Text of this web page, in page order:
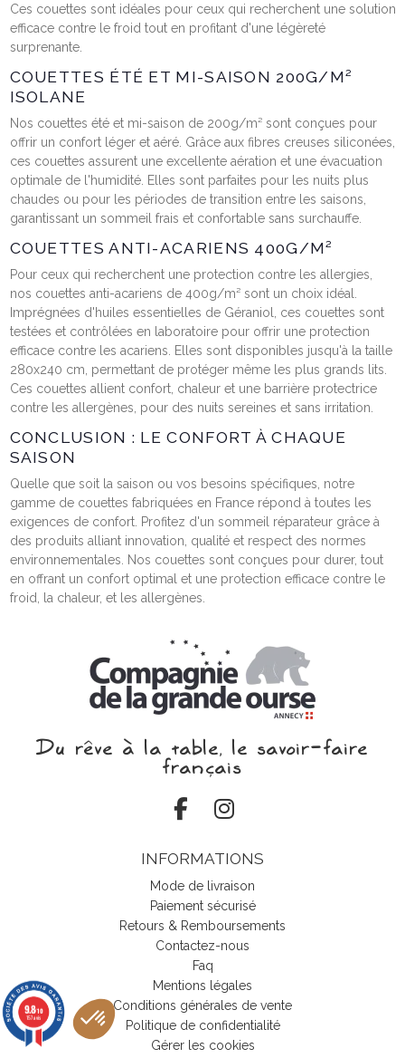
(2 avis)
Ces couettes sont idéales pour ceux qui recherchent une solution
efficace contre le froid tout en profitant d'une légèreté
surprenante.
COUETTES ÉTÉ ET MI-SAISON 200G/M²
ISOLANE
Nos couettes été et mi-saison de 200g/m² sont conçues pour
offrir un confort léger et aéré. Grâce aux fibres creuses siliconées,
ces couettes assurent une excellente aération et une évacuation
optimale de l'humidité. Elles sont parfaites pour les nuits plus
chaudes ou pour les périodes de transition entre les saisons,
garantissant un sommeil frais et confortable sans surchauffe.
COUETTES ANTI-ACARIENS 400G/M²
Pour ceux qui recherchent une protection contre les allergies,
nos couettes anti-acariens de 400g/m² sont un choix idéal.
Imprégnées d'huiles essentielles de Géraniol, ces couettes sont
testées et contrôlées en laboratoire pour offrir une protection
efficace contre les acariens. Elles sont disponibles jusqu'à la taille
280x240 cm, permettant de protéger même les plus grands lits.
Ces couettes allient confort, chaleur et une barrière protectrice
contre les allergènes, pour des nuits sereines et sans irritation.
CONCLUSION : LE CONFORT À CHAQUE
SAISON
Quelle que soit la saison ou vos besoins spécifiques, notre
gamme de couettes fabriquées en France répond à toutes les
exigences de confort. Profitez d'un sommeil réparateur grâce à
des produits alliant innovation, qualité et respect des normes
environnementales. Nos couettes sont conçues pour durer, tout
en offrant un confort optimal et une protection efficace contre le
froid, la chaleur, et les allergènes.
Du rêve à la table, le savoir‑faire
français
INFORMATIONS
Mode de livraison
Paiement sécurisé
Retours & Remboursements
Contactez-nous
Faq
Mentions légales
Conditions générales de vente
Politique de confidentialité
Gérer les cookies
9.8/10
157 avis